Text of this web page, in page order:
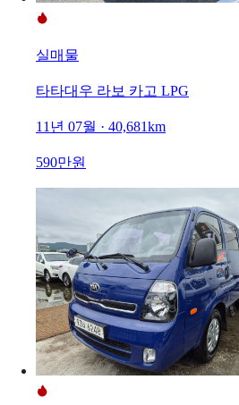
실매물
타타대우 라보 카고 LPG
11년 07월 · 40,681km
590만원